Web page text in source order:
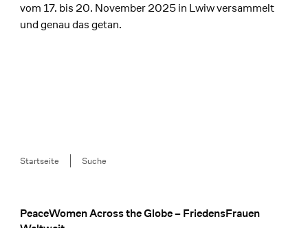
vom 17. bis 20. November 2025 in Lwiw versammelt
und genau das getan.
Breadcrumb
Startseite Suche
Footer
PeaceWomen Across the Globe – FriedensFrauen